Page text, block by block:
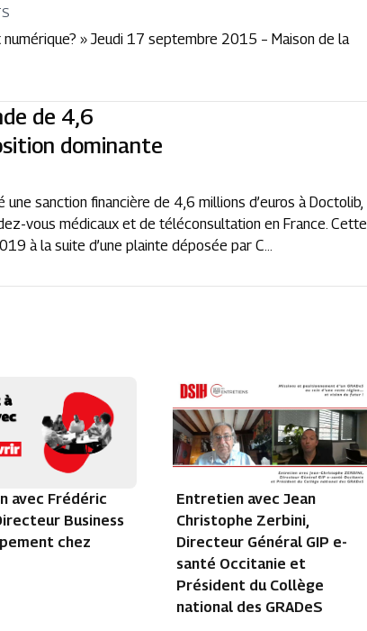
» Jeudi 17 septembre 2015 – Maison de la
de 4,6
dominante
sanction financière de 4,6 millions d’euros à Doctolib,
vous médicaux et de téléconsultation en France. Cette
à la suite d’une plainte déposée par C...
avec Frédéric
Business
chez
Entretien avec Jean
Christophe Zerbini,
Directeur Général GIP e-
santé Occitanie et
Président du Collège
national des GRADeS